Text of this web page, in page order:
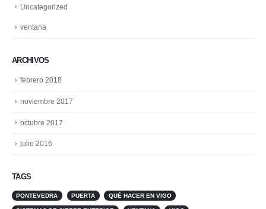
Uncategorized
ventana
ARCHIVOS
febrero 2018
noviembre 2017
octubre 2017
julio 2016
TAGS
PONTEVEDRA PUERTA QUÉ HACER EN VIGO